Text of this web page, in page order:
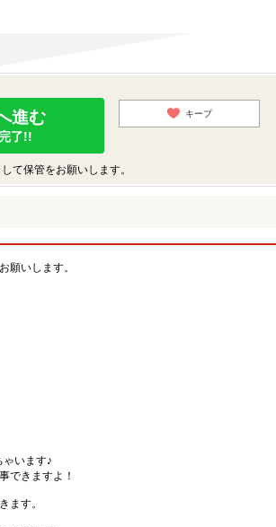
進む
了!!
キープ
て保管をお願いします。
願いします。
います♪
できますよ！
ます。